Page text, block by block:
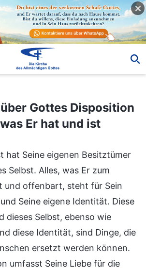
Disposition und was Er hat und ist
Gottes Disposition
Er hat und ist
hat Seine eigenen Besitztümer
Selbst. Alles, was Er zum
und offenbart, steht für Sein
Seine eigene Identität. Diese
dieses Selbst, ebenso wie
diese Identität, sind Dinge, die
ersetzt werden können.
umfasst Seine Liebe für die